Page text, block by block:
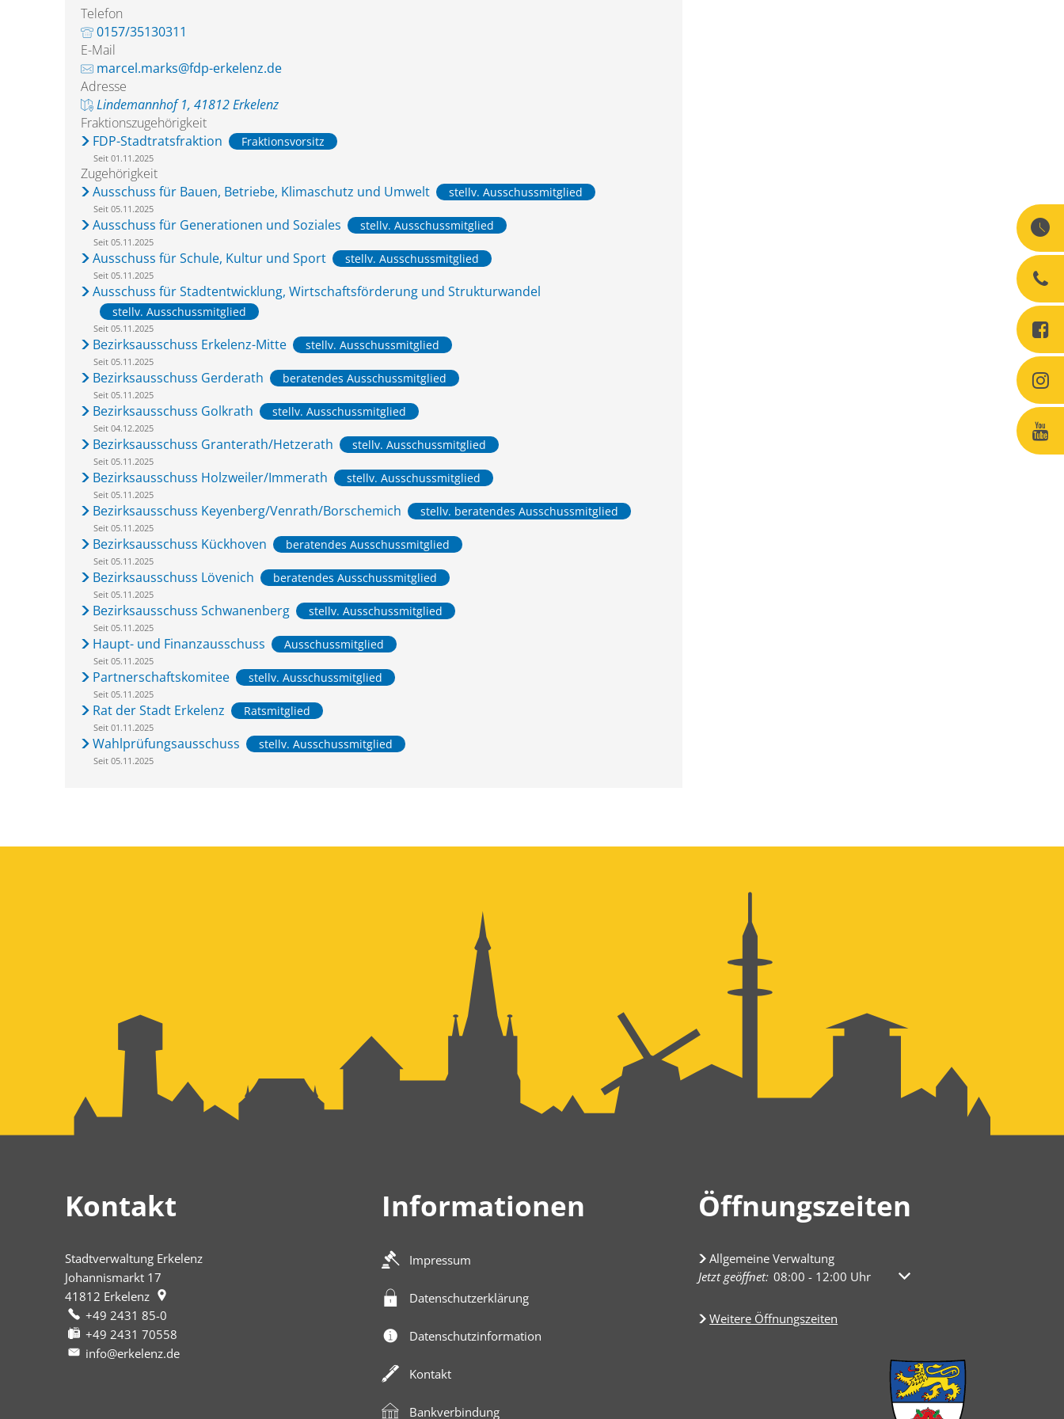
Telefon
0157/35130311
E-Mail
marcel.marks@fdp-erkelenz.de
Adresse
Lindemannhof 1, 41812 Erkelenz
Fraktionszugehörigkeit
FDP-Stadtratsfraktion
Fraktionsvorsitz
Seit 01.11.2025
Zugehörigkeit
Ausschuss für Bauen, Betriebe, Klimaschutz und Umwelt
stellv. Ausschussmitglied
Seit 05.11.2025
Ausschuss für Generationen und Soziales stellv. Ausschussmitglied
Seit 05.11.2025
Ausschuss für Schule, Kultur und Sport stellv. Ausschussmitglied
Seit 05.11.2025
Ausschuss für Stadtentwicklung, Wirtschaftsförderung und Strukturwandel
stellv. Ausschussmitglied
Seit 05.11.2025
Bezirksausschuss Erkelenz-Mitte stellv. Ausschussmitglied
Seit 05.11.2025
Bezirksausschuss Gerderath beratendes Ausschussmitglied
Seit 05.11.2025
Bezirksausschuss Golkrath stellv. Ausschussmitglied
Seit 04.12.2025
Bezirksausschuss Granterath/Hetzerath stellv. Ausschussmitglied
Seit 05.11.2025
Bezirksausschuss Holzweiler/Immerath stellv. Ausschussmitglied
Seit 05.11.2025
Bezirksausschuss Keyenberg/Venrath/Borschemich stellv. beratendes Ausschussmitglied
Seit 05.11.2025
Bezirksausschuss Kückhoven beratendes Ausschussmitglied
Seit 05.11.2025
Bezirksausschuss Lövenich beratendes Ausschussmitglied
Seit 05.11.2025
Bezirksausschuss Schwanenberg stellv. Ausschussmitglied
Seit 05.11.2025
Haupt- und Finanzausschuss Ausschussmitglied
Seit 05.11.2025
Partnerschaftskomitee stellv. Ausschussmitglied
Seit 05.11.2025
Rat der Stadt Erkelenz Ratsmitglied
Seit 01.11.2025
Wahlprüfungsausschuss stellv. Ausschussmitglied
Seit 05.11.2025
Kontakt
Stadtverwaltung Erkelenz
Johannismarkt 17
41812 Erkelenz
+49 2431 85-0
+49 2431 70558
info@erkelenz.de
Informationen
Impressum
Datenschutzerklärung
Datenschutzinformation
Kontakt
Bankverbindung
Öffnungszeiten
Allgemeine Verwaltung
Klicken, um weitere Öffnungs- oder Schließzeiten auszublenden
Jetzt geöffnet: 08:00 - 12:00 Uhr Von 08:00 bis 12:00 Uhr
Weitere Öffnungszeiten